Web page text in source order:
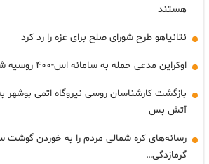
هستند
نتانیاهو طرح شورای صلح برای غزه را رد کرد
اوکراین مدعی حمله به سامانه اس-۴۰۰ روسیه شد
بازگشت کارشناسان روسی نیروگاه اتمی
آتش بس
رسانه‌های کره شمالی مردم را به خوردن گوشت
گرمازدگی…